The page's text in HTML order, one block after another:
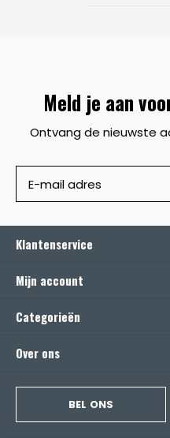
Meld je aan
Ontvang de nieuwste
Klantenservice
Mijn account
Categorieën
Over ons
BEL ONS